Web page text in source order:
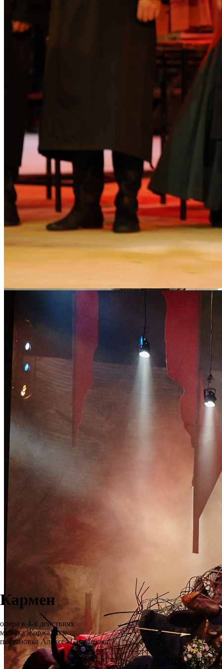
Кармен
опера в 4-х действиях
музыка Жоржа Бизе
постановка Алексея Степанюка